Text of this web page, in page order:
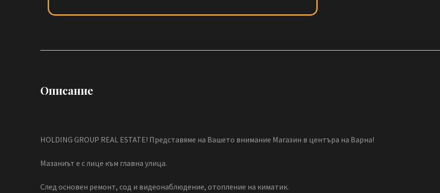
Описание
HOLDING GROUP REAL ESTATE! Представяме на Вашето внимание Магазин в центъра на Варна!
Мазаниът е с лице към главна улица.
След основен ремонт, сод и видеонаблюдение, отопление на киматик.